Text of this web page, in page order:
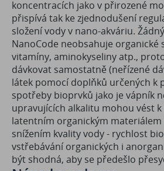
koncentracích jako v přirozené
přispívá tak ke zjednodušení
složení vody v nano-akváriu.
NanoCode neobsahuje organické
vitamíny, aminokyseliny atp.,
dávkovat samostatně (neřízené
látek pomocí doplňků určených k
spotřeby bioprvků jako je vápník
upravujících alkalitu mohou vést
latentním organickým materiálem
snížením kvality vody - rychlost
vstřebávání organických i
být shodná, aby se předešlo